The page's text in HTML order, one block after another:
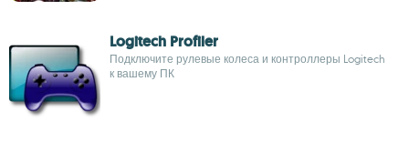
Logitech Profiler
Подключите рулевые колеса и контроллеры Logitech
к вашему ПК